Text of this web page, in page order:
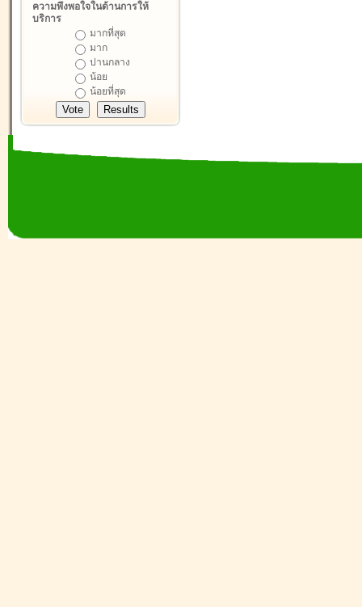
ความพึงพอใจในด้านการให้
บริการ
มากที่สุด
มาก
ปานกลาง
น้อย
น้อยที่สุด